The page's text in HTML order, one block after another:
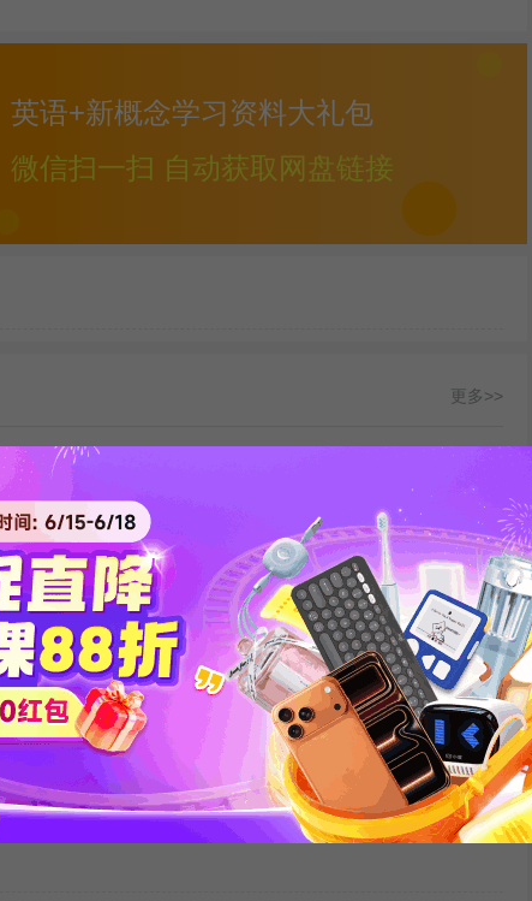
英语+新概念学习资料大礼包
微信扫一扫 自动获取网盘链接
更多>>
福利活动！
活动！
料（合辑）
新概念、剑桥英语》学习资料提示：手机直接加微PC端请扫二维
一二册资料
北京市(10002)中国人民大学(11)北京市(10003)清华大学(11)北京